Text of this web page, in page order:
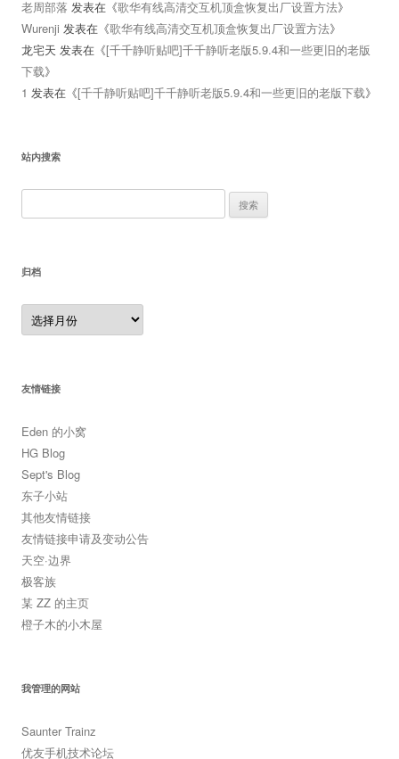
老周部落 发表在《歌华有线高清交互机顶盒恢复出厂设置方法》
Wurenji 发表在《歌华有线高清交互机顶盒恢复出厂设置方法》
龙宅天 发表在《[千千静听贴吧]千千静听老版5.9.4和一些更旧的老版
下载》
1 发表在《[千千静听贴吧]千千静听老版5.9.4和一些更旧的老版下载》
站内搜索
索：
归档
归
档
友情链接
Eden 的小窝
HG Blog
Sept's Blog
东子小站
其他友情链接
友情链接申请及变动公告
天空·边界
极客族
某 ZZ 的主页
橙子木的小木屋
我管理的网站
Saunter Trainz
优友手机技术论坛